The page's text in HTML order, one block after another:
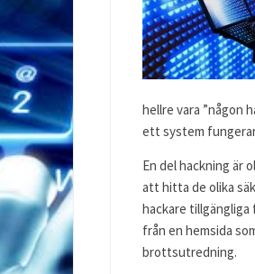
hellre vara ”någon
ett system
En del hackning är
att hitta de olika
hackare
från en hemsida
brottsutredning.